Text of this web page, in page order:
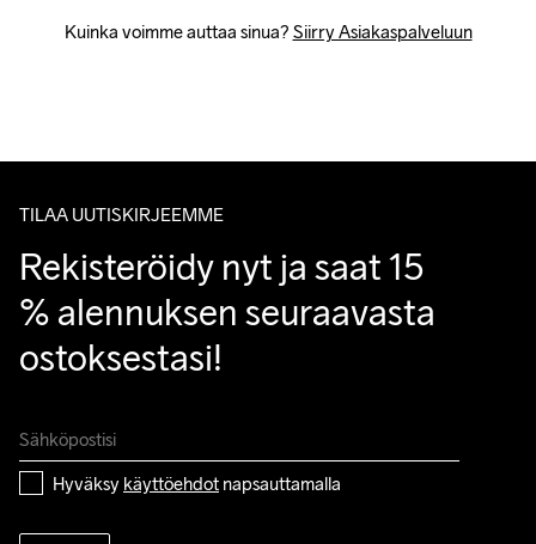
Kuinka voimme auttaa sinua? Siirry Asiakaspalveluun
TILAA UUTISKIRJEEMME
Rekisteröidy nyt ja saat 15
% alennuksen seuraavasta
ostoksestasi!
Hyväksy käyttöehdot napsauttamalla